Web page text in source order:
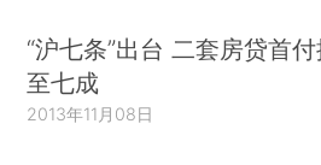
“沪七条”出台 二套房贷首
至七成
2013年11月08日